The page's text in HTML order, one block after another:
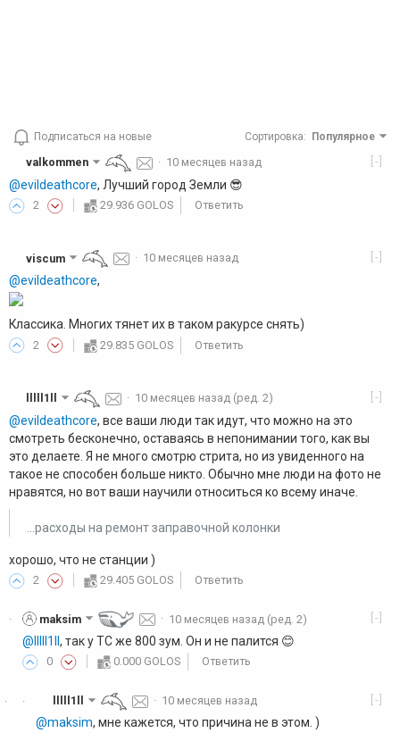
Подписаться на новые Сортировка: Популярное
[-]
valkommen · 10 месяцев назад
@evildeathcore, Лучший город Земли 😎
2 29.936 GOLOS Ответить
[-]
viscum · 10 месяцев назад
@evildeathcore,
Классика. Многих тянет их в таком ракурсе снять)
2 29.835 GOLOS Ответить
[-]
lllll1ll · 10 месяцев назад (ред. 2)
@evildeathcore, все ваши люди так идут, что можно на это
смотреть бесконечно, оставаясь в непонимании того, как вы
это делаете. Я не много смотрю стрита, но из увиденного на
такое не способен больше никто. Обычно мне люди на фото не
нравятся, но вот ваши научили относиться ко всему иначе.
...расходы на ремонт заправочной колонки
хорошо, что не станции )
2 29.405 GOLOS Ответить
· [-]
maksim · 10 месяцев назад (ред. 2)
@lllll1ll , так у ТС же 800 зум. Он и не палится 😊
0 0.000 GOLOS Ответить
·
· [-]
lllll1ll · 10 месяцев назад
@maksim, мне кажется, что причина не в этом. )